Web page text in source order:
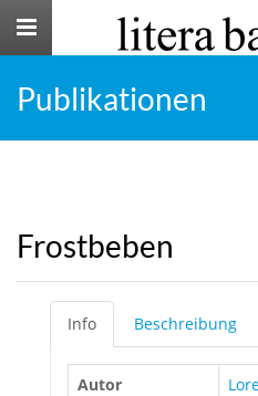
Toggle
Publikationen
Frostbeben
Info Beschreibung
Autor